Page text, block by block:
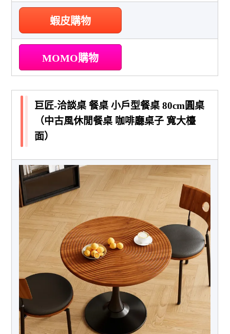
蝦皮購物
MOMO購物
巨匠-洽談桌 餐桌 小戶型餐桌 80cm圓桌
（中古風休閒餐桌 咖啡廳桌子 寬大檯
面）